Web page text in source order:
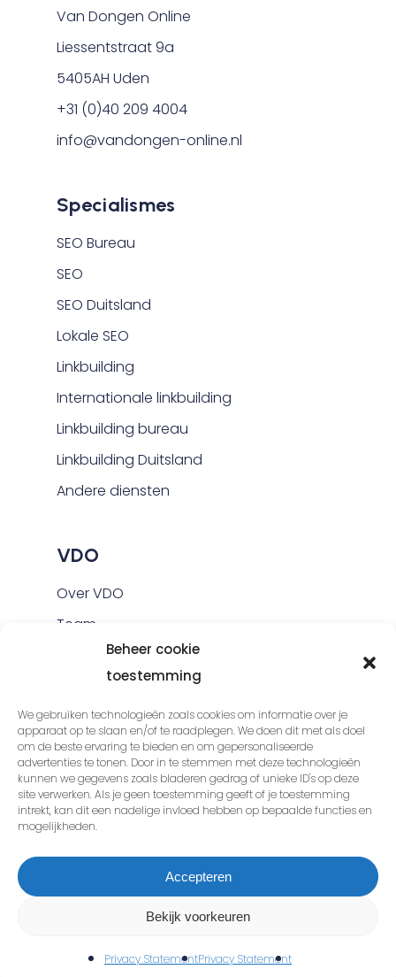
Beheer cookie
toestemming
We gebruiken technologieën zoals cookies om informatie over je
apparaat op te slaan en/of te raadplegen. We doen dit met als doel
om de beste ervaring te bieden en om gepersonaliseerde
advertenties te tonen. Door in te stemmen met deze technologieën
kunnen we gegevens zoals bladeren gedrag of unieke ID's op deze
site verwerken. Als je geen toestemming geeft of je toestemming
intrekt, kan dit een nadelige invloed hebben op bepaalde functies en
mogelijkheden.
Accepteren
Bekijk voorkeuren
Privacy StatementPrivacy Statement
Van Dongen Online
Liessentstraat 9a
5405AH Uden
+31 (0)40 209 4004
info@vandongen-online.nl
Specialismes
SEO Bureau
SEO
SEO Duitsland
Lokale SEO
Linkbuilding
Internationale linkbuilding
Linkbuilding bureau
Linkbuilding Duitsland
Andere diensten
VDO
Over VDO
Team
Portfolio
Wiki
Contact
Gratis SEO quickscan
© 2026 Van Dongen Online.
Algemene voorwaarden
Privacy